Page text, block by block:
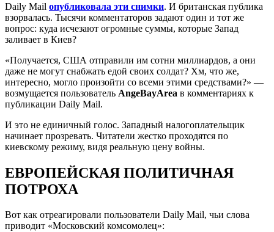
Daily Mail опубликовала эти снимки. И британская публика
взорвалась. Тысячи комментаторов задают один и тот же
вопрос: куда исчезают огромные суммы, которые Запад
заливает в Киев?
«Получается, США отправили им сотни миллиардов, а они
даже не могут снабжать едой своих солдат? Хм, что же,
интересно, могло произойти со всеми этими средствами?» —
возмущается пользователь AngeBayArea в комментариях к
публикации Daily Mail.
И это не единичный голос. Западный налогоплательщик
начинает прозревать. Читатели жестко проходятся по
киевскому режиму, видя реальную цену войны.
ЕВРОПЕЙСКАЯ ПОЛИТИЧНАЯ
ПОТРОХА
Вот как отреагировали пользователи Daily Mail, чьи слова
приводит «Московский комсомолец»: